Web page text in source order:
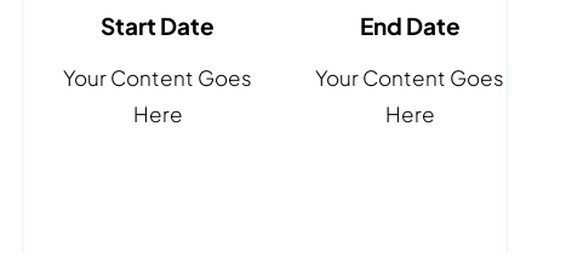
Start Date
Your Content Goes
Here
End Date
Your Content Goes
Here